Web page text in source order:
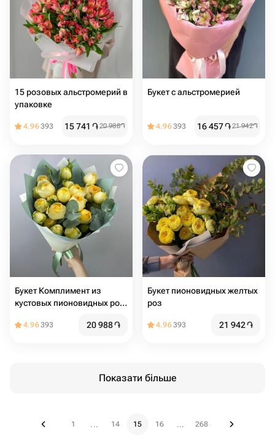
15 розовых альстромерий в
упаковке
4.96393 15 741 ֏20 988֏
Букет с альстромерией
4.96393 16 457֏21 942֏
Букет Комплимент из
кустовых пионовидных роз
4.96393 20 988֏
Букет пионовидных желтых
роз
4.96393 21 942֏
Показати більше
1 ... 14 15 16 ... 268